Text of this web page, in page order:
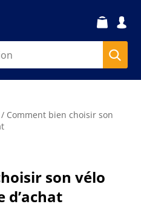
/ Comment bien choisir son
son vélo
d’achat